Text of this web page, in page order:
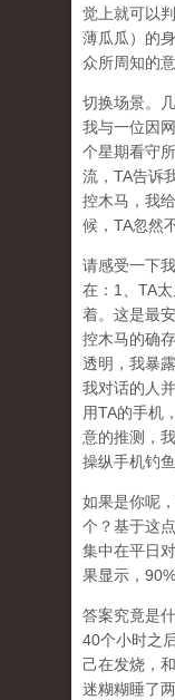
觉上就可以
薄瓜瓜）的
众所周知的意
切换场景。
我与一位因
个星期看守
流，TA告诉
控木马，我
候，TA忽然
请感受一下
在：1、TA
着。这是最
控木马的确
透明，我暴
我对话的人
用TA的手机
意的推测，
操纵手机钓
如果是你呢
个？基于这
集中在平日
果显示，
答案究竟是
40个小时之
己在发烧，
迷糊糊睡了